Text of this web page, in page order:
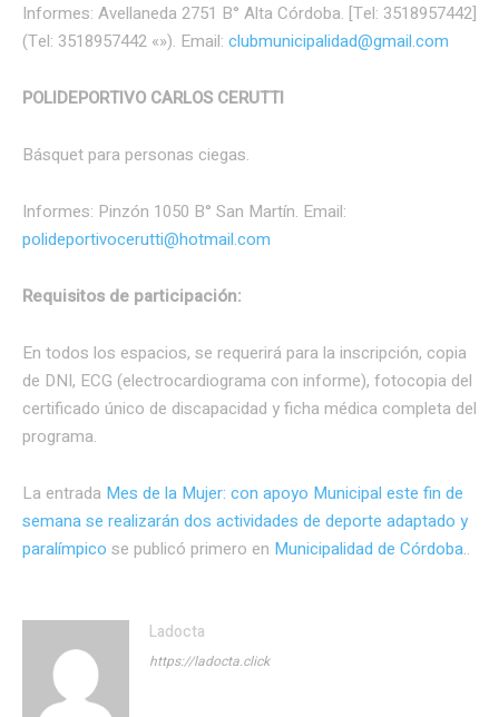
Informes: Avellaneda 2751 B° Alta Córdoba. [Tel: 3518957442]
(Tel: 3518957442 «‌»). Email: clubmunicipalidad@gmail.com
POLIDEPORTIVO CARLOS CERUTTI
Básquet para personas ciegas.
Informes: Pinzón 1050 B° San Martín. Email:
polideportivocerutti@hotmail.com
Requisitos de participación:
En todos los espacios, se requerirá para la inscripción, copia
de DNI, ECG (electrocardiograma con informe), fotocopia del
certificado único de discapacidad y ficha médica completa del
programa.
La entrada Mes de la Mujer: con apoyo Municipal este fin de
semana se realizarán dos actividades de deporte adaptado y
paralímpico se publicó primero en Municipalidad de Córdoba..
Ladocta
https://ladocta.click